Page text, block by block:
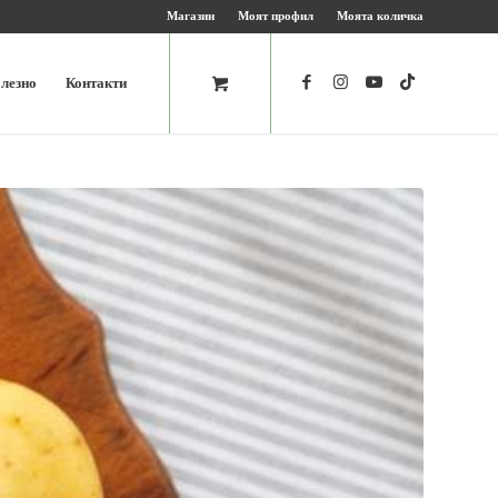
Магазин Моят профил Моята количка
Контакти